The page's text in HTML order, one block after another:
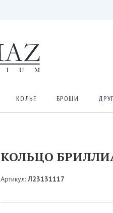
КОЛЬЕ БРОШИ
КОЛЬЦО
Артикул: Л23131117